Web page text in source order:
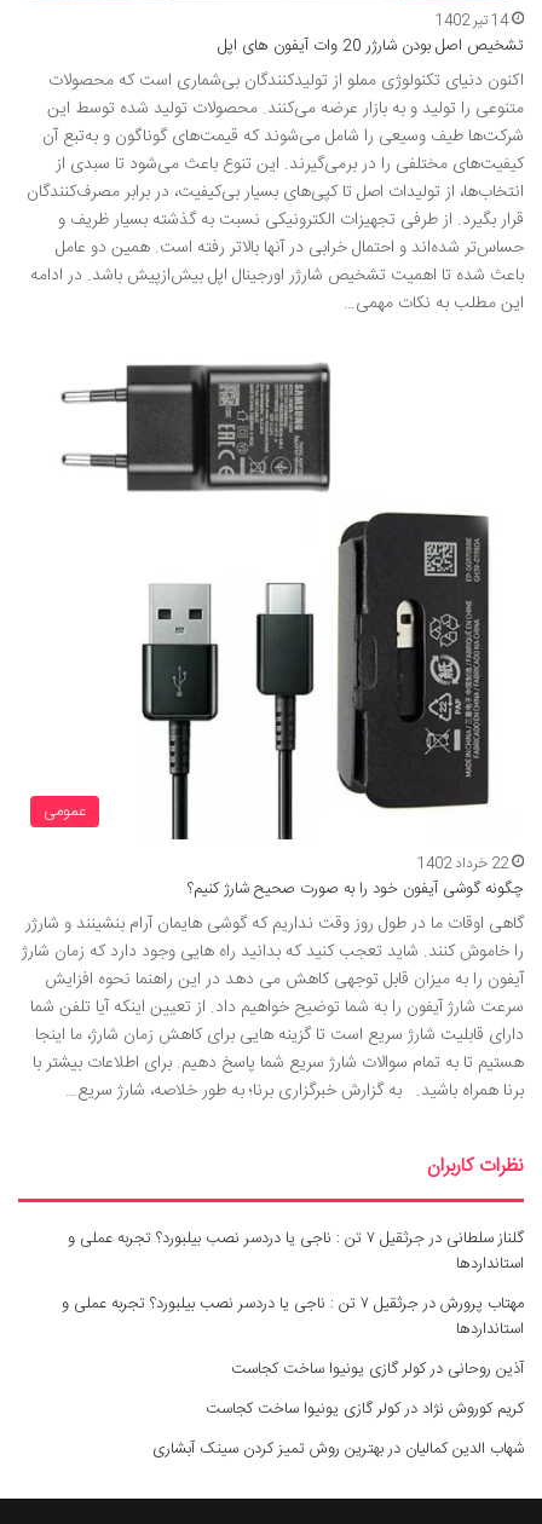
14 تیر 1402
تشخیص اصل بودن شارژر 20 وات آیفون های اپل
اکنون دنیای تکنولوژی مملو از تولیدکنندگان بی‌شماری است که محصولات
متنوعی را تولید و به بازار عرضه می­‌کنند. محصولات تولید شده توسط این
شرکت‌­ها طیف وسیعی را شامل می­‌شوند که قیمت‌­های گوناگون و به‌تبع آن
کیفیت­‌های مختلفی را در برمی­‌گیرند. این تنوع باعث می‌­شود تا سبدی از
انتخاب‌­ها، از تولیدات اصل تا کپی‌­های بسیار بی‌کیفیت، در برابر مصرف‌کنندگان
قرار بگیرد. از طرفی تجهیزات الکترونیکی نسبت به گذشته بسیار ظریف و
حساس­‌تر شده‌­اند و احتمال خرابی در آن­ها بالاتر رفته است. همین دو عامل
باعث شده تا اهمیت تشخیص شارژر اورجینال اپل بیش‌ازپیش باشد. در ادامه
این مطلب به نکات مهمی…
عمومی
22 خرداد 1402
چگونه گوشی آیفون خود را به صورت صحیح شارژ کنیم؟
گاهی اوقات ما در طول روز وقت نداریم که گوشی هایمان آرام بنشینند و شارژر
را خاموش کنند. شاید تعجب کنید که بدانید راه هایی وجود دارد که زمان شارژ
آیفون را به میزان قابل توجهی کاهش می دهد در این راهنما نحوه افزایش
سرعت شارژ آیفون را به شما توضیح خواهیم داد. از تعیین اینکه آیا تلفن شما
دارای قابلیت شارژ سریع است تا گزینه هایی برای کاهش زمان شارژ، ما اینجا
هستیم تا به تمام سوالات شارژ سریع شما پاسخ دهیم. برای اطلاعات بیشتر با
برنا همراه باشید. به گزارش خبرگزاری برنا؛ به طور خلاصه، شارژ سریع…
نظرات کاربران
گلناز سلطانی در
جرثقیل ۷ تن : ناجی یا دردسر نصب بیلبورد؟ تجربه عملی و
استانداردها
مهتاب پرورشدر
جرثقیل ۷ تن : ناجی یا دردسر نصب بیلبورد؟ تجربه عملی و
استانداردها
آذین روحانی درکولر گازی یونیوا ساخت کجاست
کریم کوروش نژاد درکولر گازی یونیوا ساخت کجاست
شهاب الدین کمالیان دربهترین روش تمیز کردن سینک آبشاری